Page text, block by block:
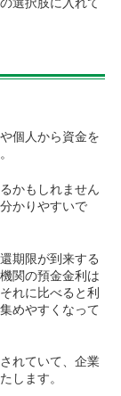
個人から資金を
かもしれません
かりやすいで
期限が到来する
関の預金金利は
れに比べると利
めやすくなって
れていて、企業
します。